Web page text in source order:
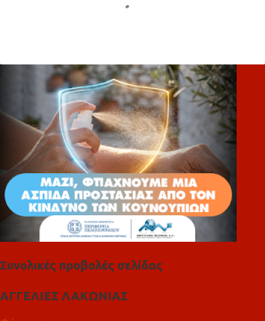
λ
Συνολικές προβολές σελίδας
ΑΓΓΕΛΙΕΣ ΛΑΚΩΝΙΑΣ